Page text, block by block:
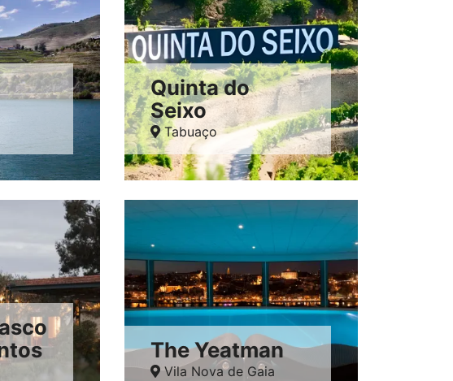
Quinta do
Seixo
Tabuaço
The Yeatman
Vila Nova de Gaia